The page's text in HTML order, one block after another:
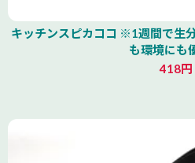
キッチンスピカココ ※1週間で生
も環境にも
418円